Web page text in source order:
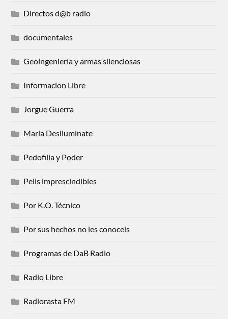
Directos d@b radio
documentales
Geoingeniería y armas silenciosas
Informacion Libre
Jorgue Guerra
María Desiluminate
Pedofilía y Poder
Pelis imprescindibles
Por K.O. Técnico
Por sus hechos no les conoceis
Programas de DaB Radio
Radio Libre
Radiorasta FM